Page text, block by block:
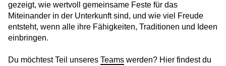
Von der Unterkunft ins Universum –
Zauberhafte Physik
Gemeinsam Zukunft gestalten: HERO bei
gezeigt, wie wertvoll gemeinsame Feste für das
Miteinander in der Unterkunft sind, und wie viel Freude
entsteht, wenn alle ihre Fähigkeiten, Traditionen und Ideen
einbringen.
Du möchtest Teil unseres Teams werden? Hier findest du